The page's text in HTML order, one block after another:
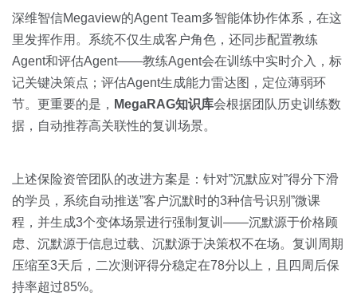
深维智信Megaview的Agent Team多智能体协作体系，在这
里发挥作用。系统不仅生成客户角色，还同步配置教练
Agent和评估Agent——教练Agent会在训练中实时介入，标
记关键决策点；评估Agent生成能力雷达图，定位薄弱环
节。更重要的是， MegaRAG知识库会根据团队历史训练数
据，自动推荐高关联性的复训场景。
上述保险资管团队的改进方案是：针对”沉默应对”得分下滑
的学员，系统自动推送”客户沉默时的3种信号识别”微课
程，并生成3个变体场景进行强制复训——沉默源于价格顾
虑、沉默源于信息过载、沉默源于决策权不在场。复训周期
压缩至3天后，二次测评得分稳定在78分以上，且四周后保
持率超过85%。